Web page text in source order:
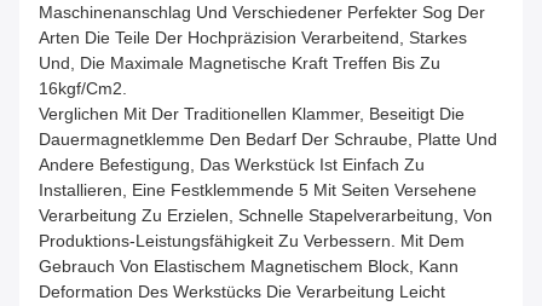
Maschinenanschlag Und Verschiedener Perfekter Sog Der
Arten Die Teile Der Hochpräzision Verarbeitend, Starkes
Und, Die Maximale Magnetische Kraft Treffen Bis Zu
16kgf/cm2.
Verglichen Mit Der Traditionellen Klammer, Beseitigt Die
Dauermagnetklemme Den Bedarf Der Schraube, Platte Und
Andere Befestigung, Das Werkstück Ist Einfach Zu
Installieren, Eine Festklemmende 5 Mit Seiten Versehene
Verarbeitung Zu Erzielen, Schnelle Stapelverarbeitung, Von
Produktions-Leistungsfähigkeit Zu Verbessern. Mit Dem
Gebrauch Von Elastischem Magnetischem Block, Kann
Deformation Des Werkstücks Die Verarbeitung Leicht